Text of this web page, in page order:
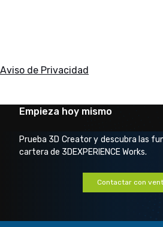
Aviso de Privacidad
Empieza hoy mismo
Prueba 3D Creator y descubra las
cartera de 3DEXPERIENCE Works.
Contactar con